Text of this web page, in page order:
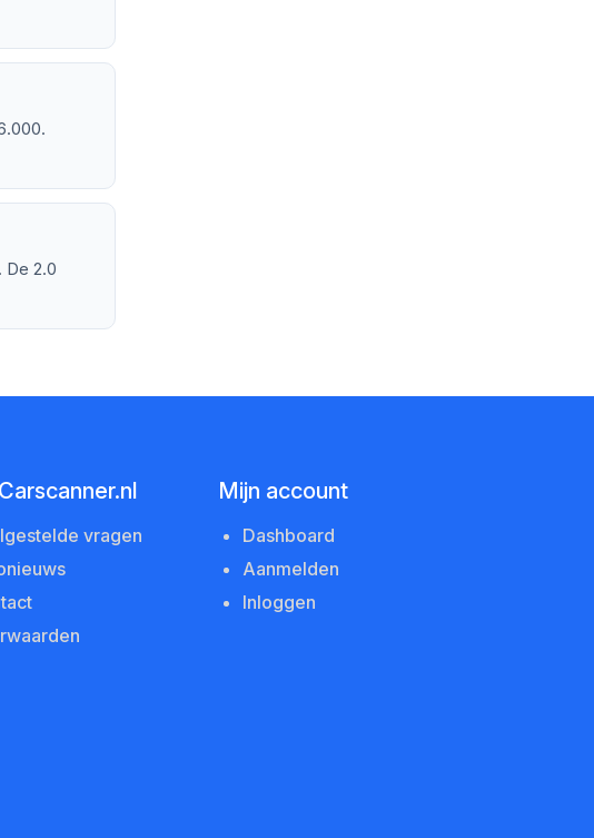
De 2.0
vragen
Mijn account
Dashboard
Aanmelden
Inloggen